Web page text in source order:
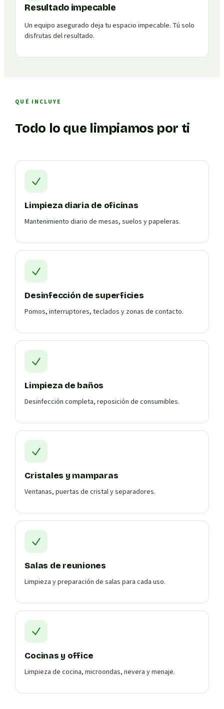
Resultado impecable
Un equipo asegurado deja tu espacio impecable. Tú solo
disfrutas del resultado.
QUÉ INCLUYE
Todo lo que limpiamos por ti
Limpieza diaria de oficinas
Mantenimiento diario de mesas, suelos y papeleras.
Desinfección de superficies
Pomos, interruptores, teclados y zonas de contacto.
Limpieza de baños
Desinfección completa, reposición de consumibles.
Cristales y mamparas
Ventanas, puertas de cristal y separadores.
Salas de reuniones
Limpieza y preparación de salas para cada uso.
Cocinas y office
Limpieza de cocina, microondas, nevera y menaje.